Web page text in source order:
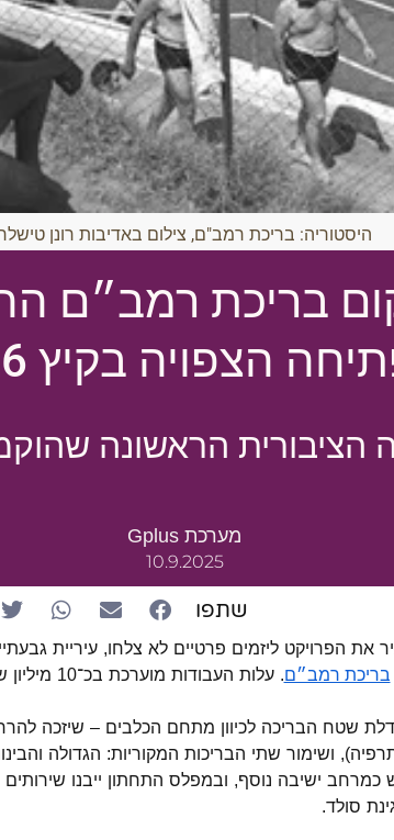
היסטוריה: בריכת רמב"ם, צילום באדיבות רונן
בריכת רמב״ם
הצפויה בקיץ 2026
הראשונה שהוקמה
מערכת Gplus
10.9.2025
שתפו
את הפרויקט ליזמים פרטיים לא צלחו, עיריית
בריכת רמב״ם. עלות העבודות מוערכת בכ־10 מיליון ש״ח.
שטח הבריכה לכיוון מתחם הכלבים – שיזכה
ושימור שתי הבריכות המקוריות: הגדולה
ישיבה נוסף, ובמפלס התחתון ייבנו
סולד.